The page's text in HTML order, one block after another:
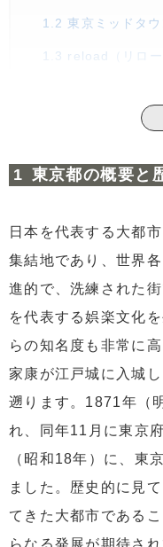
1.2 東京ミッドタウ
1.3 reload（リロー
東京都墨田区の数値
3.3コンビニ数
3.4教育機関数
4東京都墨田区の魅力
4.1ショッピング施
4.2交通、買い物
5墨田区は不動産投資
東京都の概要と
日本を代表する大都
集結地であり、世界
進的で、洗練された
を代表する娯楽文化
らの知名度も非常に
家康が江戸城に入城
遡ります。1871年（
れ、同年11月に東京
（昭和18年）に、東
ました。歴史的に見
てきた大都市である